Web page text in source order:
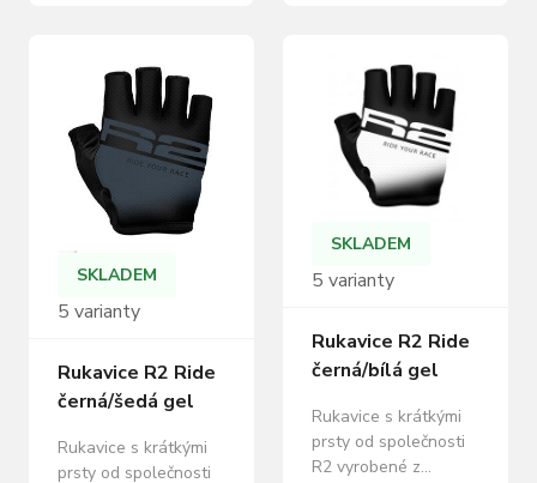
stahovací pásky na
prostředních prstech
výrazně usnadňují
stažení rukavic z
rukou. Minimalizace
množství švů
zaručuje, že…
vlhka i sucha.
Kombinace nejlepších
materiálů pomohla
optimalizovat RIBBON
pro jistotu i komfort
při rychlých, i
dlouhých závodech či
vyjížďkách. RIBBON
SKLADEM
5 varianty
Rukavice R2 Ride
černá/šedá gel
Rukavice s krátkými
prsty od společnosti
SKLADEM
5 varianty
Rukavice R2 Ride
černá/bílá gel
Rukavice s krátkými
prsty od společnosti
R2 vyrobené z